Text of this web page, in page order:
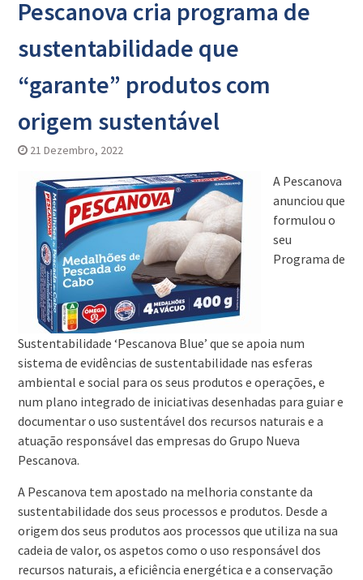
Pescanova cria programa de
sustentabilidade que
“garante” produtos com
origem sustentável
21 Dezembro, 2022
A Pescanova
anunciou que
formulou o
seu
Programa de
Sustentabilidade ‘Pescanova Blue’ que se apoia num
sistema de evidências de sustentabilidade nas esferas
ambiental e social para os seus produtos e operações, e
num plano integrado de iniciativas desenhadas para guiar e
documentar o uso sustentável dos recursos naturais e a
atuação responsável das empresas do Grupo Nueva
Pescanova.
A Pescanova tem apostado na melhoria constante da
sustentabilidade dos seus processos e produtos. Desde a
origem dos seus produtos aos processos que utiliza na sua
cadeia de valor, os aspetos como o uso responsável dos
recursos naturais, a eficiência energética e a conservação